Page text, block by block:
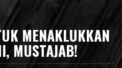
MENAKLUKKAN
MUSTAJAB!